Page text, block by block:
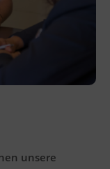
unsere